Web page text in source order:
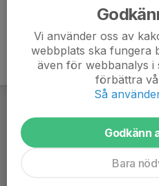
Vi använder oss av
webbplats ska fungera
även för webbanalys i
förbättra
Så
Godkänn
Bara